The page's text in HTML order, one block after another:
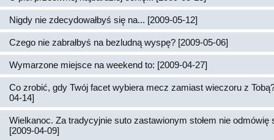
Nigdy nie zdecydowałbyś się na... [2009-05-12]
Czego nie zabrałbyś na bezludną wyspę? [2009-05-06]
Wymarzone miejsce na weekend to: [2009-04-27]
Co zrobić, gdy Twój facet wybiera mecz zamiast wieczoru z
04-14]
Wielkanoc. Za tradycyjnie suto zastawionym stołem nie odmówię
[2009-04-09]